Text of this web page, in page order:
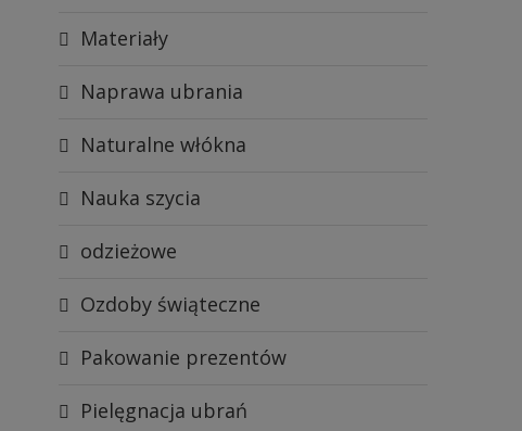
Materiały
Naprawa ubrania
Naturalne włókna
Nauka szycia
odzieżowe
Ozdoby świąteczne
Pakowanie prezentów
Pielęgnacja ubrań